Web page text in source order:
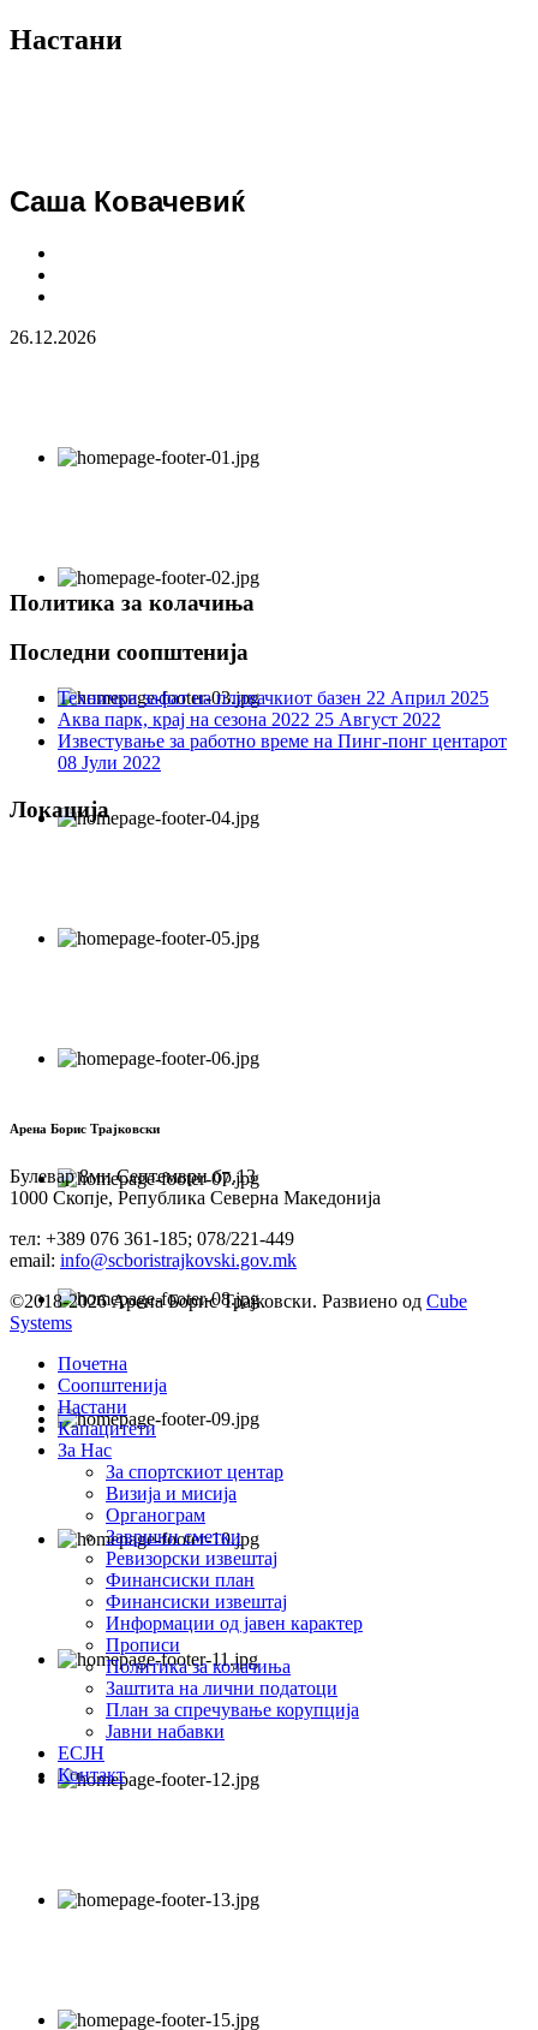
Настани
Саша Ковачевиќ
26.12.2026
Политика за колачиња
Последни соопштенија
Технички зафат на пливачкиот базен 22 Април 2025
Аква парк, крај на сезона 2022 25 Август 2022
Известување за работно време на Пинг-понг центарот
08 Јули 2022
Локација
Арена Борис Трајковски
Булевар 8ми Септември бр.13
1000 Скопје, Република Северна Македонија
тел: +389 076 361-185; 078/221-449
email: info@scboristrajkovski.gov.mk
©2018-2026 Арена Борис Трајковски. Развиено од Cube
Systems
Почетна
Соопштенија
Настани
Капацитети
За Нас
За спортскиот центар
Визија и мисија
Органограм
Завршни сметки
Ревизорски извештај
Финансиски план
Финансиски извештај
Информации од јавен карактер
Прописи
Политика за колачиња
Заштита на лични податоци
План за спречување корупција
Јавни набавки
ЕСЈН
Контакт